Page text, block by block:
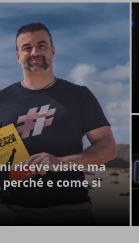
riceve visite ma
e come si